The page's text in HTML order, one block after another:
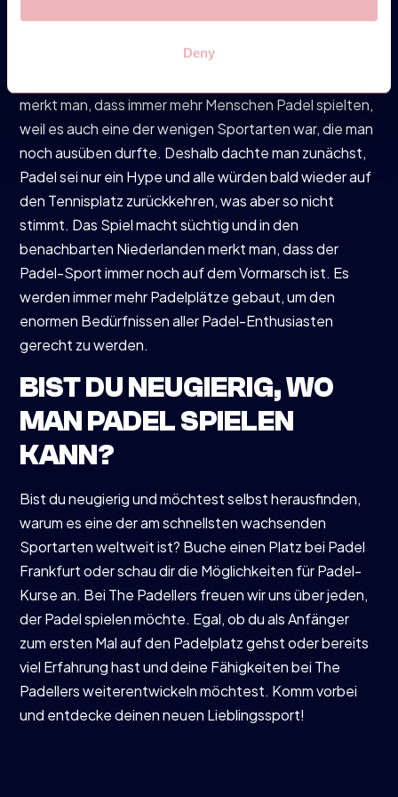
Deny
Popularität des Sports in immer mehr europäischen
merkt man, dass immer mehr Menschen Padel spielten,
weil es auch eine der wenigen Sportarten war, die man
noch ausüben durfte. Deshalb dachte man zunächst,
Padel sei nur ein Hype und alle würden bald wieder auf
den Tennisplatz zurückkehren, was aber so nicht
stimmt. Das Spiel macht süchtig und in den
benachbarten Niederlanden merkt man, dass der
Padel-Sport immer noch auf dem Vormarsch ist. Es
werden immer mehr Padelplätze gebaut, um den
enormen Bedürfnissen aller Padel-Enthusiasten
gerecht zu werden.
BIST DU NEUGIERIG, WO
MAN PADEL SPIELEN
KANN?
Bist du neugierig und möchtest selbst herausfinden,
warum es eine der am schnellsten wachsenden
Sportarten weltweit ist? Buche einen Platz bei Padel
Frankfurt oder schau dir die Möglichkeiten für Padel-
Kurse an. Bei The Padellers freuen wir uns über jeden,
der Padel spielen möchte. Egal, ob du als Anfänger
zum ersten Mal auf den Padelplatz gehst oder bereits
viel Erfahrung hast und deine Fähigkeiten bei The
Padellers weiterentwickeln möchtest. Komm vorbei
und entdecke deinen neuen Lieblingssport!